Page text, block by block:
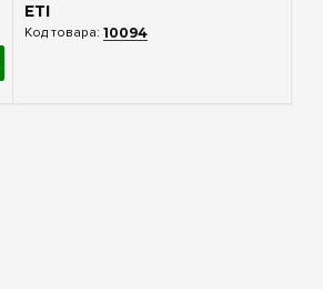
ETI
10094